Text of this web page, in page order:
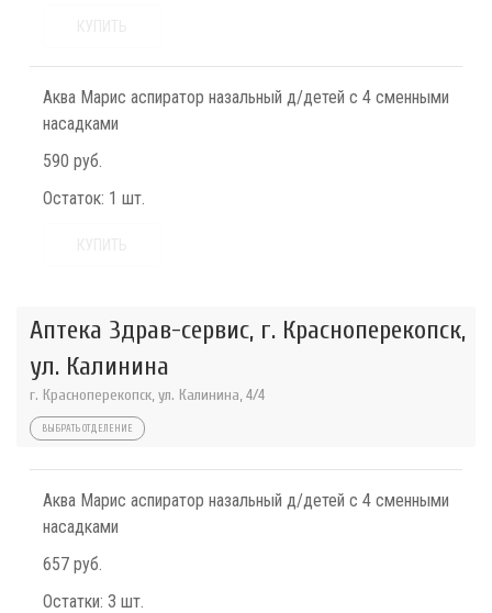
Аква Марис аспиратор назальный д/детей с 4 сменными
насадками
590 руб.
Остаток: 1 шт.
Аптека Здрав-сервис, г. Красноперекопск,
ул. Калинина
г. Красноперекопск, ул. Калинина, 4/4
ВЫБРАТЬ ОТДЕЛЕНИЕ
Аква Марис аспиратор назальный д/детей с 4 сменными
насадками
657 руб.
Остатки: 3 шт.